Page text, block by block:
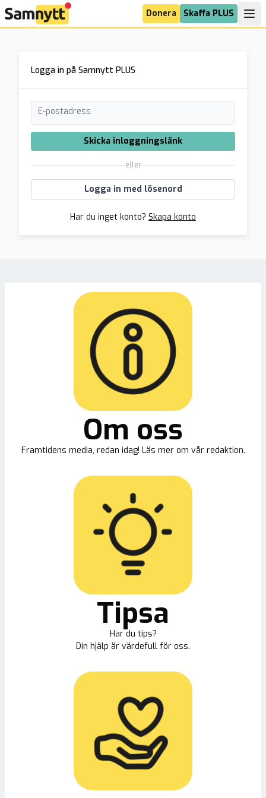
Donera Skaffa PLUS
Logga in på Samnytt PLUS
E-postadress
Skicka inloggningslänk
eller
Logga in med lösenord
Har du inget konto? Skapa konto
Om oss
Framtidens media, redan idag! Läs mer om vår redaktion.
Tipsa
Har du tips?
Din hjälp är värdefull för oss.